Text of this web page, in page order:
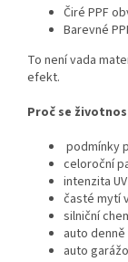
Čiré PPF
Barevné
To není vada
efekt.
Proč se
podmínky
celoroční
intenzita
časté mytí
silniční
auto
auto